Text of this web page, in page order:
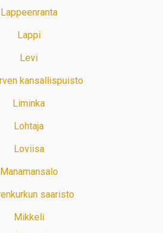
Lappeenranta
Lappi
Levi
kansallispuisto
Liminka
Lohtaja
Loviisa
Manamansalo
saaristo
Mikkeli